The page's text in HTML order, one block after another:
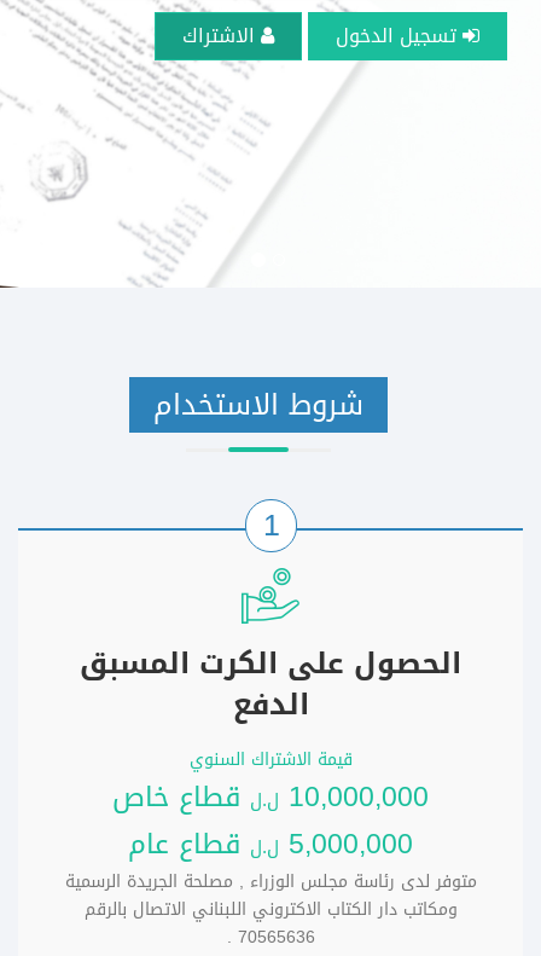
تسجيل الدخول الاشتراك
شروط الاستخدام
1
الحصول على الكرت المسبق
الدفع
قيمة الاشتراك السنوي
10,000,000 ل.ل قطاع خاص
5,000,000 ل.ل قطاع عام
متوفر لدى رئاسة مجلس الوزراء , مصلحة الجريدة الرسمية
ومكاتب دار الكتاب الاكتروني اللبناني الاتصال بالرقم
70565636 .